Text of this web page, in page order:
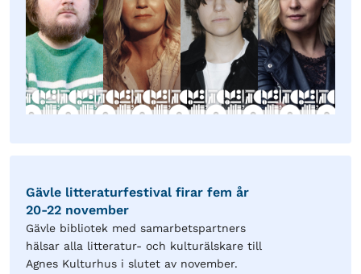
Gävle litteraturfestival firar fem år
20-22 november
Gävle bibliotek med samarbetspartners
hälsar alla litteratur- och kulturälskare till
Agnes Kulturhus i slutet av november.